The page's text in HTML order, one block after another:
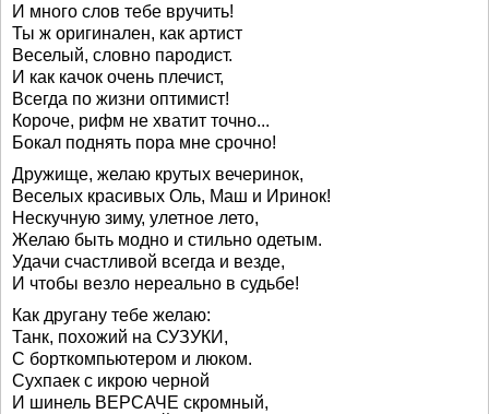
И много слов тебе вручить!
Ты ж оригинален, как артист
Веселый, словно пародист.
И как качок очень плечист,
Всегда по жизни оптимист!
Короче, рифм не хватит точно...
Бокал поднять пора мне срочно!
Дружище, желаю крутых вечеринок,
Веселых красивых Оль, Маш и Иринок!
Нескучную зиму, улетное лето,
Желаю быть модно и стильно одетым.
Удачи счастливой всегда и везде,
И чтобы везло нереально в судьбе!
Как другану тебе желаю:
Танк, похожий на СУЗУКИ,
С борткомпьютером и люком.
Сухпаек с икрою черной
И шинель ВЕРСАЧЕ скромный,